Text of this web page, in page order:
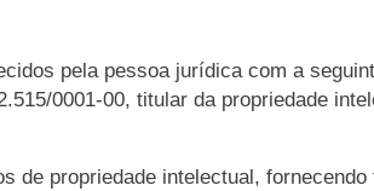
pela pessoa jurídica com a
0001-00, titular da propriedade
de propriedade intelectual,